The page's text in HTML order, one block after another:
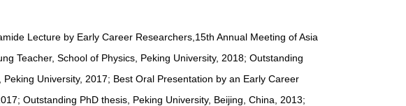
Lecture by Early Career Researchers,15th Annual Meeting of Asia
Teacher, School of Physics, Peking University, 2018; Outstanding
University, 2017; Best Oral Presentation by an Early Career
Outstanding PhD thesis, Peking University, Beijing, China, 2013;